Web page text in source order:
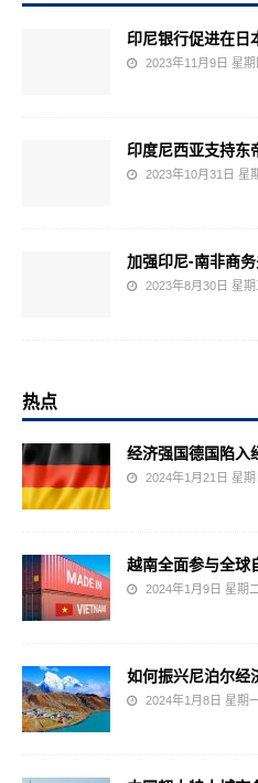
印尼银行促进在日
2023年11月9日 星
印度尼西亚支持东
2023年10月31日 星
加强印尼-南非商
2023年8月30日 星
热点
经济强国德国陷入
2024年1月21日 星
越南全面参与全球
2024年1月9日 星期
如何振兴尼泊尔经
2024年1月8日 星期